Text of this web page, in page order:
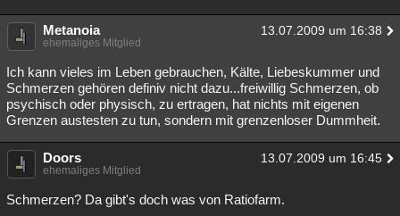
Metanoia 13.07.2009 um 16:38
ehemaliges Mitglied
Ich kann vieles im Leben gebrauchen, Kälte, Liebeskummer und
Schmerzen gehören definiv nicht dazu...freiwillig Schmerzen, ob
psychisch oder physisch, zu ertragen, hat nichts mit eigenen
Grenzen austesten zu tun, sondern mit grenzenloser Dummheit.
Doors 13.07.2009 um 16:45
ehemaliges Mitglied
Schmerzen? Da gibt's doch was von Ratiofarm.